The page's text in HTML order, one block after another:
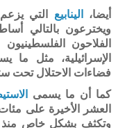
أيضا،الينابيع التي
ويخترعون بالتالي
الفلاحون
الإسرائيلية، مثل
فضاءات الاحتلال
كما أن ما يسمى
العشر الأخيرة على